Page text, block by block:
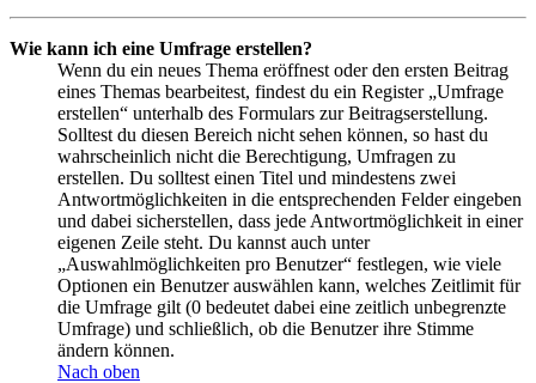
Wie kann ich eine Umfrage erstellen?
Wenn du ein neues Thema eröffnest oder den ersten Beitrag
eines Themas bearbeitest, findest du ein Register „Umfrage
erstellen“ unterhalb des Formulars zur Beitragserstellung.
Solltest du diesen Bereich nicht sehen können, so hast du
wahrscheinlich nicht die Berechtigung, Umfragen zu
erstellen. Du solltest einen Titel und mindestens zwei
Antwortmöglichkeiten in die entsprechenden Felder eingeben
und dabei sicherstellen, dass jede Antwortmöglichkeit in einer
eigenen Zeile steht. Du kannst auch unter
„Auswahlmöglichkeiten pro Benutzer“ festlegen, wie viele
Optionen ein Benutzer auswählen kann, welches Zeitlimit für
die Umfrage gilt (0 bedeutet dabei eine zeitlich unbegrenzte
Umfrage) und schließlich, ob die Benutzer ihre Stimme
ändern können.
Nach oben